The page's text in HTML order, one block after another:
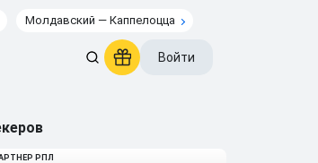
Молдавский — Каппелоцца
Войти
РПЛ